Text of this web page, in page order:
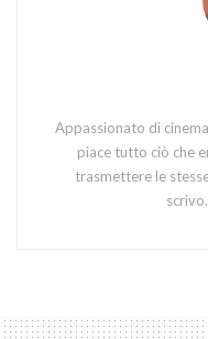
Appassionato di
piace tutto ciò che
trasmettere le